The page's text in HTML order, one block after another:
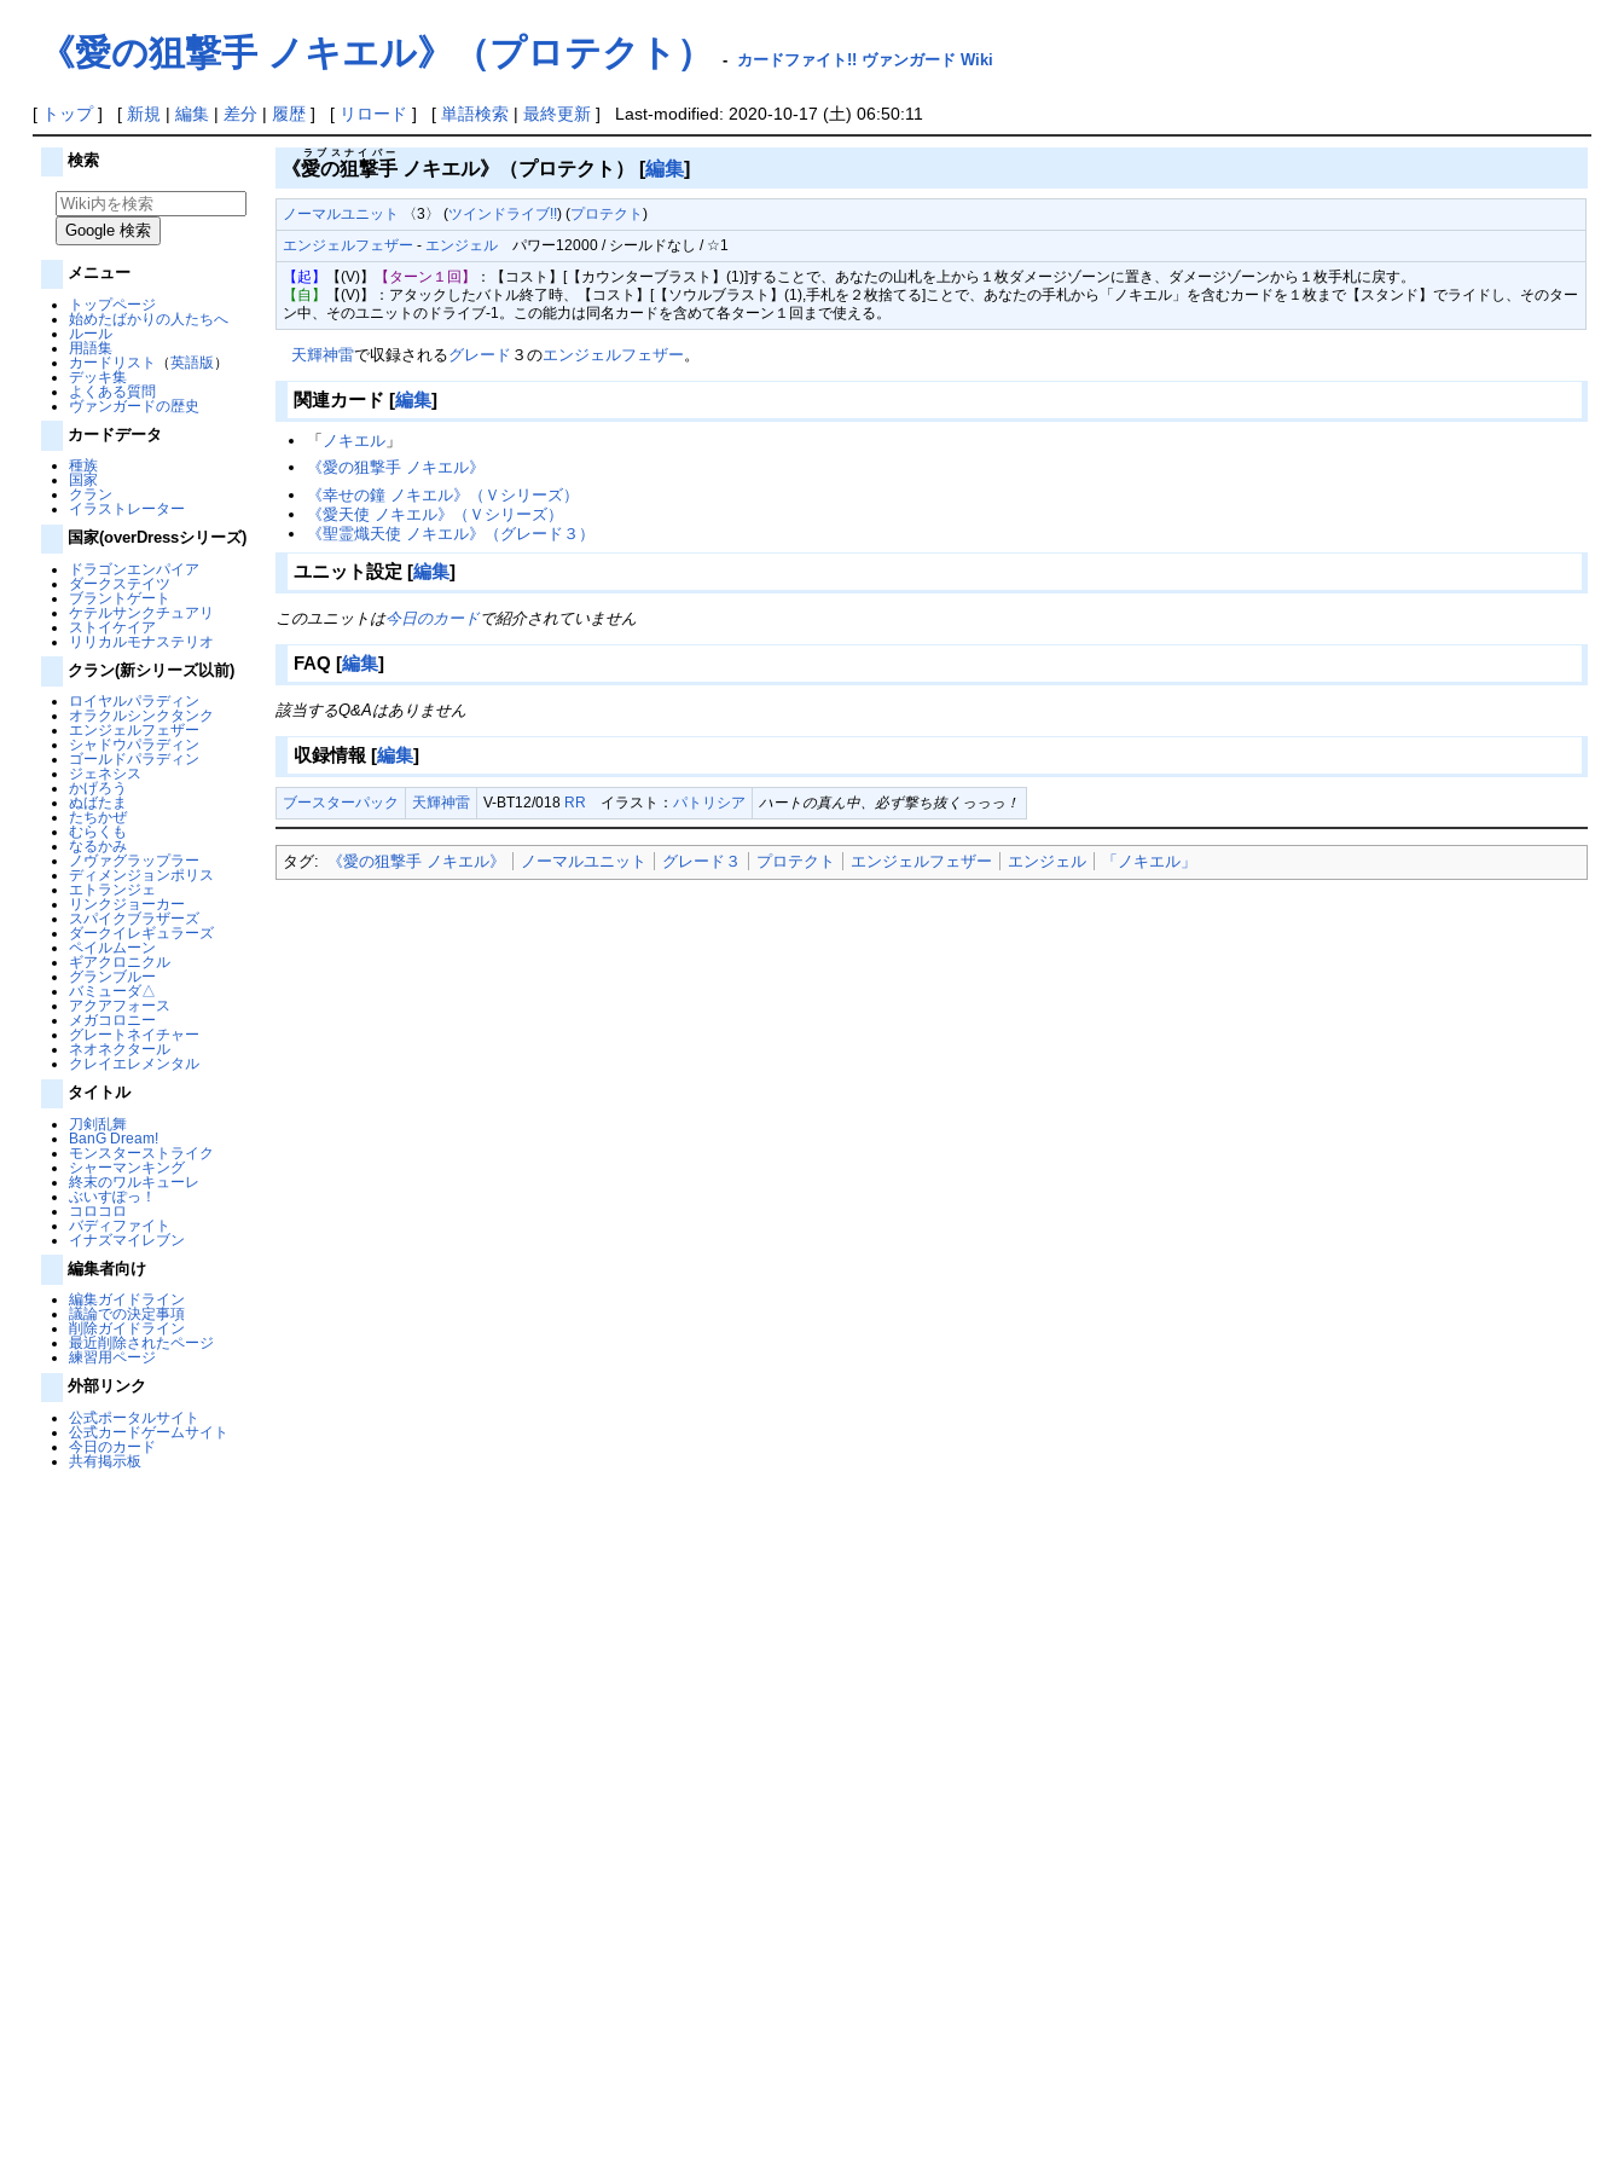
《愛の狙撃手 ノキエル》（プロテクト） - カードファイト!! ヴァンガード Wiki
[ トップ] [ 新規 | 編集| 差分| 履歴] [ リロード ] [ 単語検索| 最終更新] Last-modified: 2020-10-17 (土) 06:50:11
検索
メニュー
トップページ
始めたばかりの人たちへ
ルール
用語集
カードリスト
（英語版 ）
デッキ集
よくある質問
ヴァンガードの歴史
カードデータ
種族
国家
クラン
イラストレーター
国家(overDressシリーズ)
ドラゴンエンパイア
ダークステイツ
ブラントゲート
ケテルサンクチュアリ
ストイケイア
リリカルモナステリオ
クラン(新シリーズ以前)
ロイヤルパラディン
オラクルシンクタンク
エンジェルフェザー
シャドウパラディン
ゴールドパラディン
ジェネシス
かげろう
ぬばたま
たちかぜ
むらくも
なるかみ
ノヴァグラップラー
ディメンジョンポリス
エトランジェ
リンクジョーカー
スパイクブラザーズ
ダークイレギュラーズ
ペイルムーン
ギアクロニクル
グランブルー
バミューダ△
アクアフォース
メガコロニー
グレートネイチャー
ネオネクタール
クレイエレメンタル
タイトル
刀剣乱舞
BanG Dream!
モンスターストライク
シャーマンキング
終末のワルキューレ
ぶいすぽっ！
コロコロ
バディファイト
イナズマイレブン
編集者向け
編集ガイドライン
議論での決定事項
削除ガイドライン
最近削除されたページ
練習用ページ
外部リンク
公式ポータルサイト
公式カードゲームサイト
今日のカード
共有掲示板
《愛の狙撃手
ラブスナイパー
ノキエル》（プロテクト） [編集]
ノーマルユニット 〈3〉 (ツインドライブ!!) (プロテクト)
エンジェルフェザー - エンジェル パワー12000 / シールドなし / ☆1
【起】
【(V)】 【ターン１回】
：【コスト】[【カウンターブラスト】(1)]することで、あなたの山札を上から１枚ダメージゾーンに置き、ダメージゾーンから１枚手札に戻す。
【自】
【(V)】：アタックしたバトル終了時、【コスト】[【ソウルブラスト】(1),手札を２枚捨てる]ことで、あなたの手札から「ノキエル」を含むカードを１枚まで【スタンド】でライドし、そのター
ン中、そのユニットのドライブ-1。この能力は同名カードを含めて各ターン１回まで使える。
天輝神雷で収録されるグレード ３のエンジェルフェザー。
関連カード [編集]
「 ノキエル 」
《愛の狙撃手 ノキエル》
《幸せの鐘 ノキエル》（Ｖシリーズ）
《愛天使 ノキエル》（Ｖシリーズ）
《聖霊熾天使 ノキエル》（グレード３）
ユニット設定 [編集]
このユニットは今日のカードで紹介されていません
FAQ [編集]
該当するQ&Aはありません
収録情報 [編集]
ブースターパック 天輝神雷 V-BT12/018 RR イラスト： パトリシア ハートの真ん中、必ず撃ち抜くっっっ！
タグ: 《愛の狙撃手 ノキエル》 ノーマルユニット グレード３ プロテクト エンジェルフェザー エンジェル 「ノキエル」